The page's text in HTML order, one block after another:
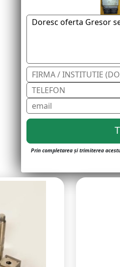
Prin completarea și trimiterea